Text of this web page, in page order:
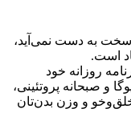
به دست نمی‌آید،
است.
روزانه خود
و صبحانه پروتئینی،
و وزن بدن‌تان